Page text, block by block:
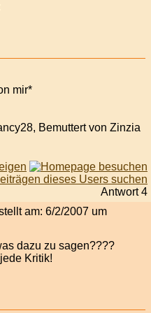
mir*
Bemuttert von Zinzia
Antwort 4
am: 6/2/2007 um
dazu zu sagen????
Kritik!